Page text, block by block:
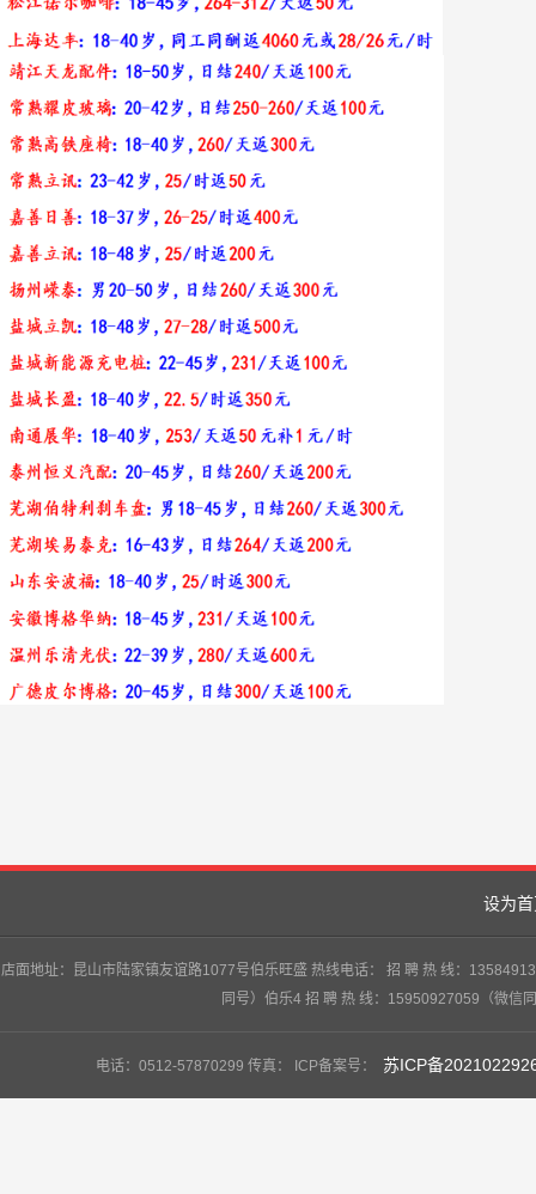
设为
店面地址：昆山市陆家镇友谊路1077号伯乐旺盛 热线电话： 招 聘 热 线：
同号）伯乐4 招 聘 热 线：15950927059（微信
电话：0512-57870299 传真： ICP备案号： 苏ICP备